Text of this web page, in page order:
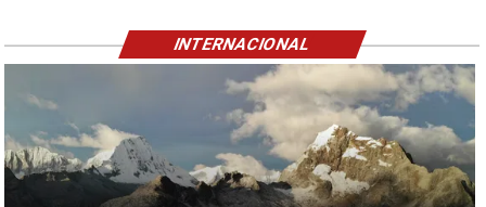
INTERNACIONAL